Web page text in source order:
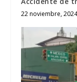
22 noviembre,